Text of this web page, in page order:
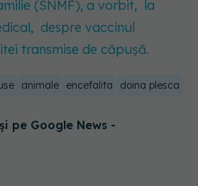
(SNMF), a vorbit, la
despre vaccinul
transmise de căpușă.
animale encefalita doina plesca
pe Google News -